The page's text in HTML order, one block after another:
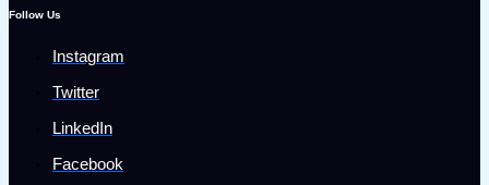
Follow Us
Instagram
Twitter
LinkedIn
Facebook